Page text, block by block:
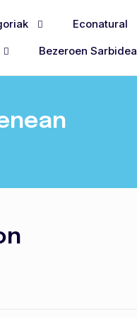
Econatural
Bezeroen Sarbidea